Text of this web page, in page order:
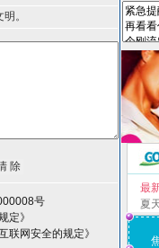
。
号
定》
联网安全的规定》
最
夏